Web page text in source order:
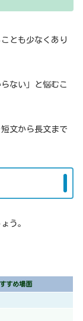
とも少なくあり
ない」と悩むこ
文から長文まで
う。
すめ場面